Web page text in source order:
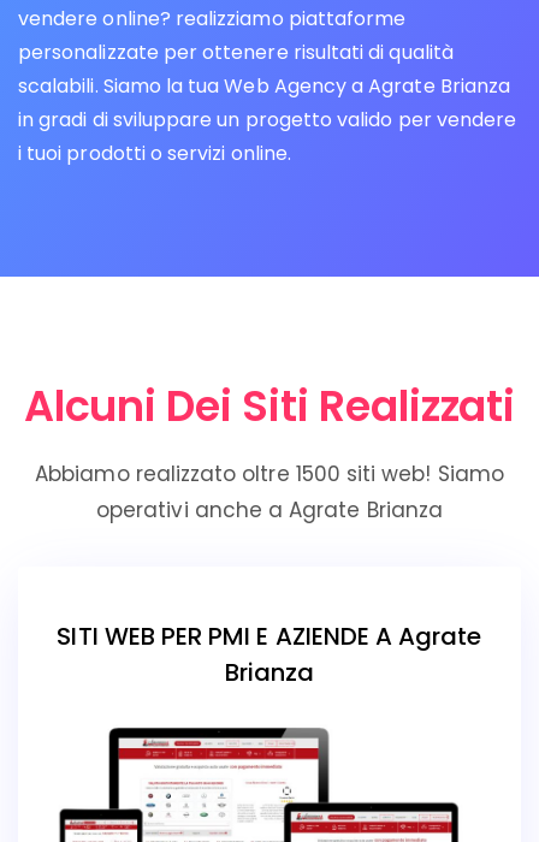
vendere online? realizziamo piattaforme
personalizzate per ottenere risultati di qualità
scalabili. Siamo la tua Web Agency a Agrate Brianza
in gradi di sviluppare un progetto valido per vendere
i tuoi prodotti o servizi online.
Alcuni Dei Siti Realizzati
Abbiamo realizzato oltre 1500 siti web! Siamo
operativi anche a Agrate Brianza
SITI WEB PER PMI E AZIENDE A Agrate
Brianza